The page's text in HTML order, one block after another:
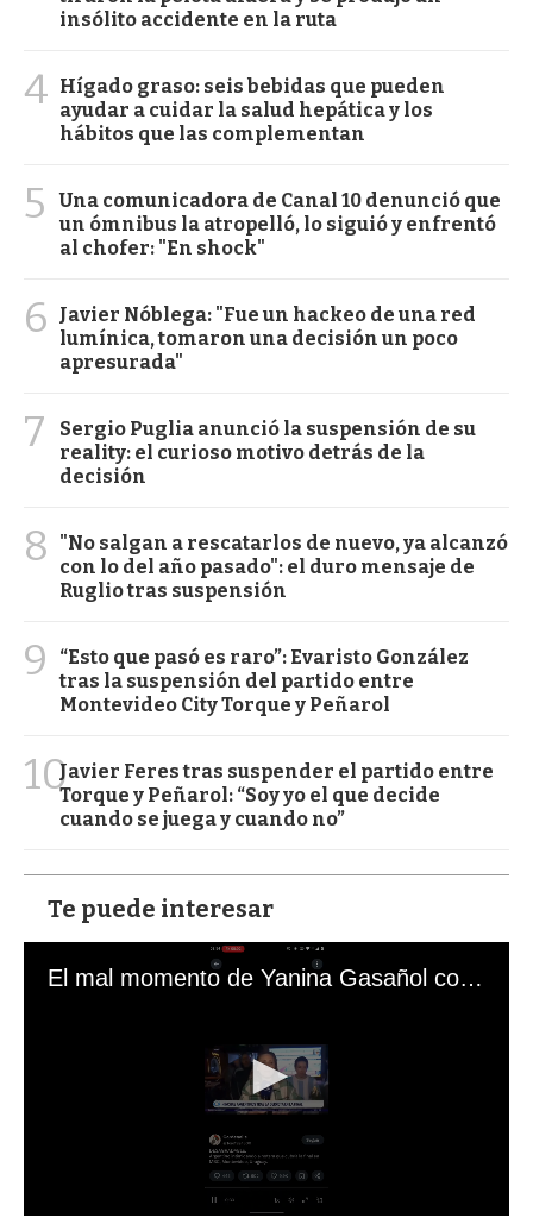
insólito accidente en la ruta
4 Hígado graso: seis bebidas que pueden
ayudar a cuidar la salud hepática y los
hábitos que las complementan
5
Una comunicadora de Canal 10 denunció que
un ómnibus la atropelló, lo siguió y enfrentó
al chofer: "En shock"
6
Javier Nóblega: "Fue un hackeo de una red
lumínica, tomaron una decisión un poco
apresurada"
7
Sergio Puglia anunció la suspensión de su
reality: el curioso motivo detrás de la
decisión
8
"No salgan a rescatarlos de nuevo, ya alcanzó
con lo del año pasado": el duro mensaje de
Ruglio tras suspensión
9
“Esto que pasó es raro”: Evaristo González
tras la suspensión del partido entre
Montevideo City Torque y Peñarol
10Javier Feres tras suspender el partido entre
Torque y Peñarol: “Soy yo el que decide
cuando se juega y cuando no”
Te puede interesar
El mal momento de Yanina Gasañol con un hincha argentino en "Subrayado"